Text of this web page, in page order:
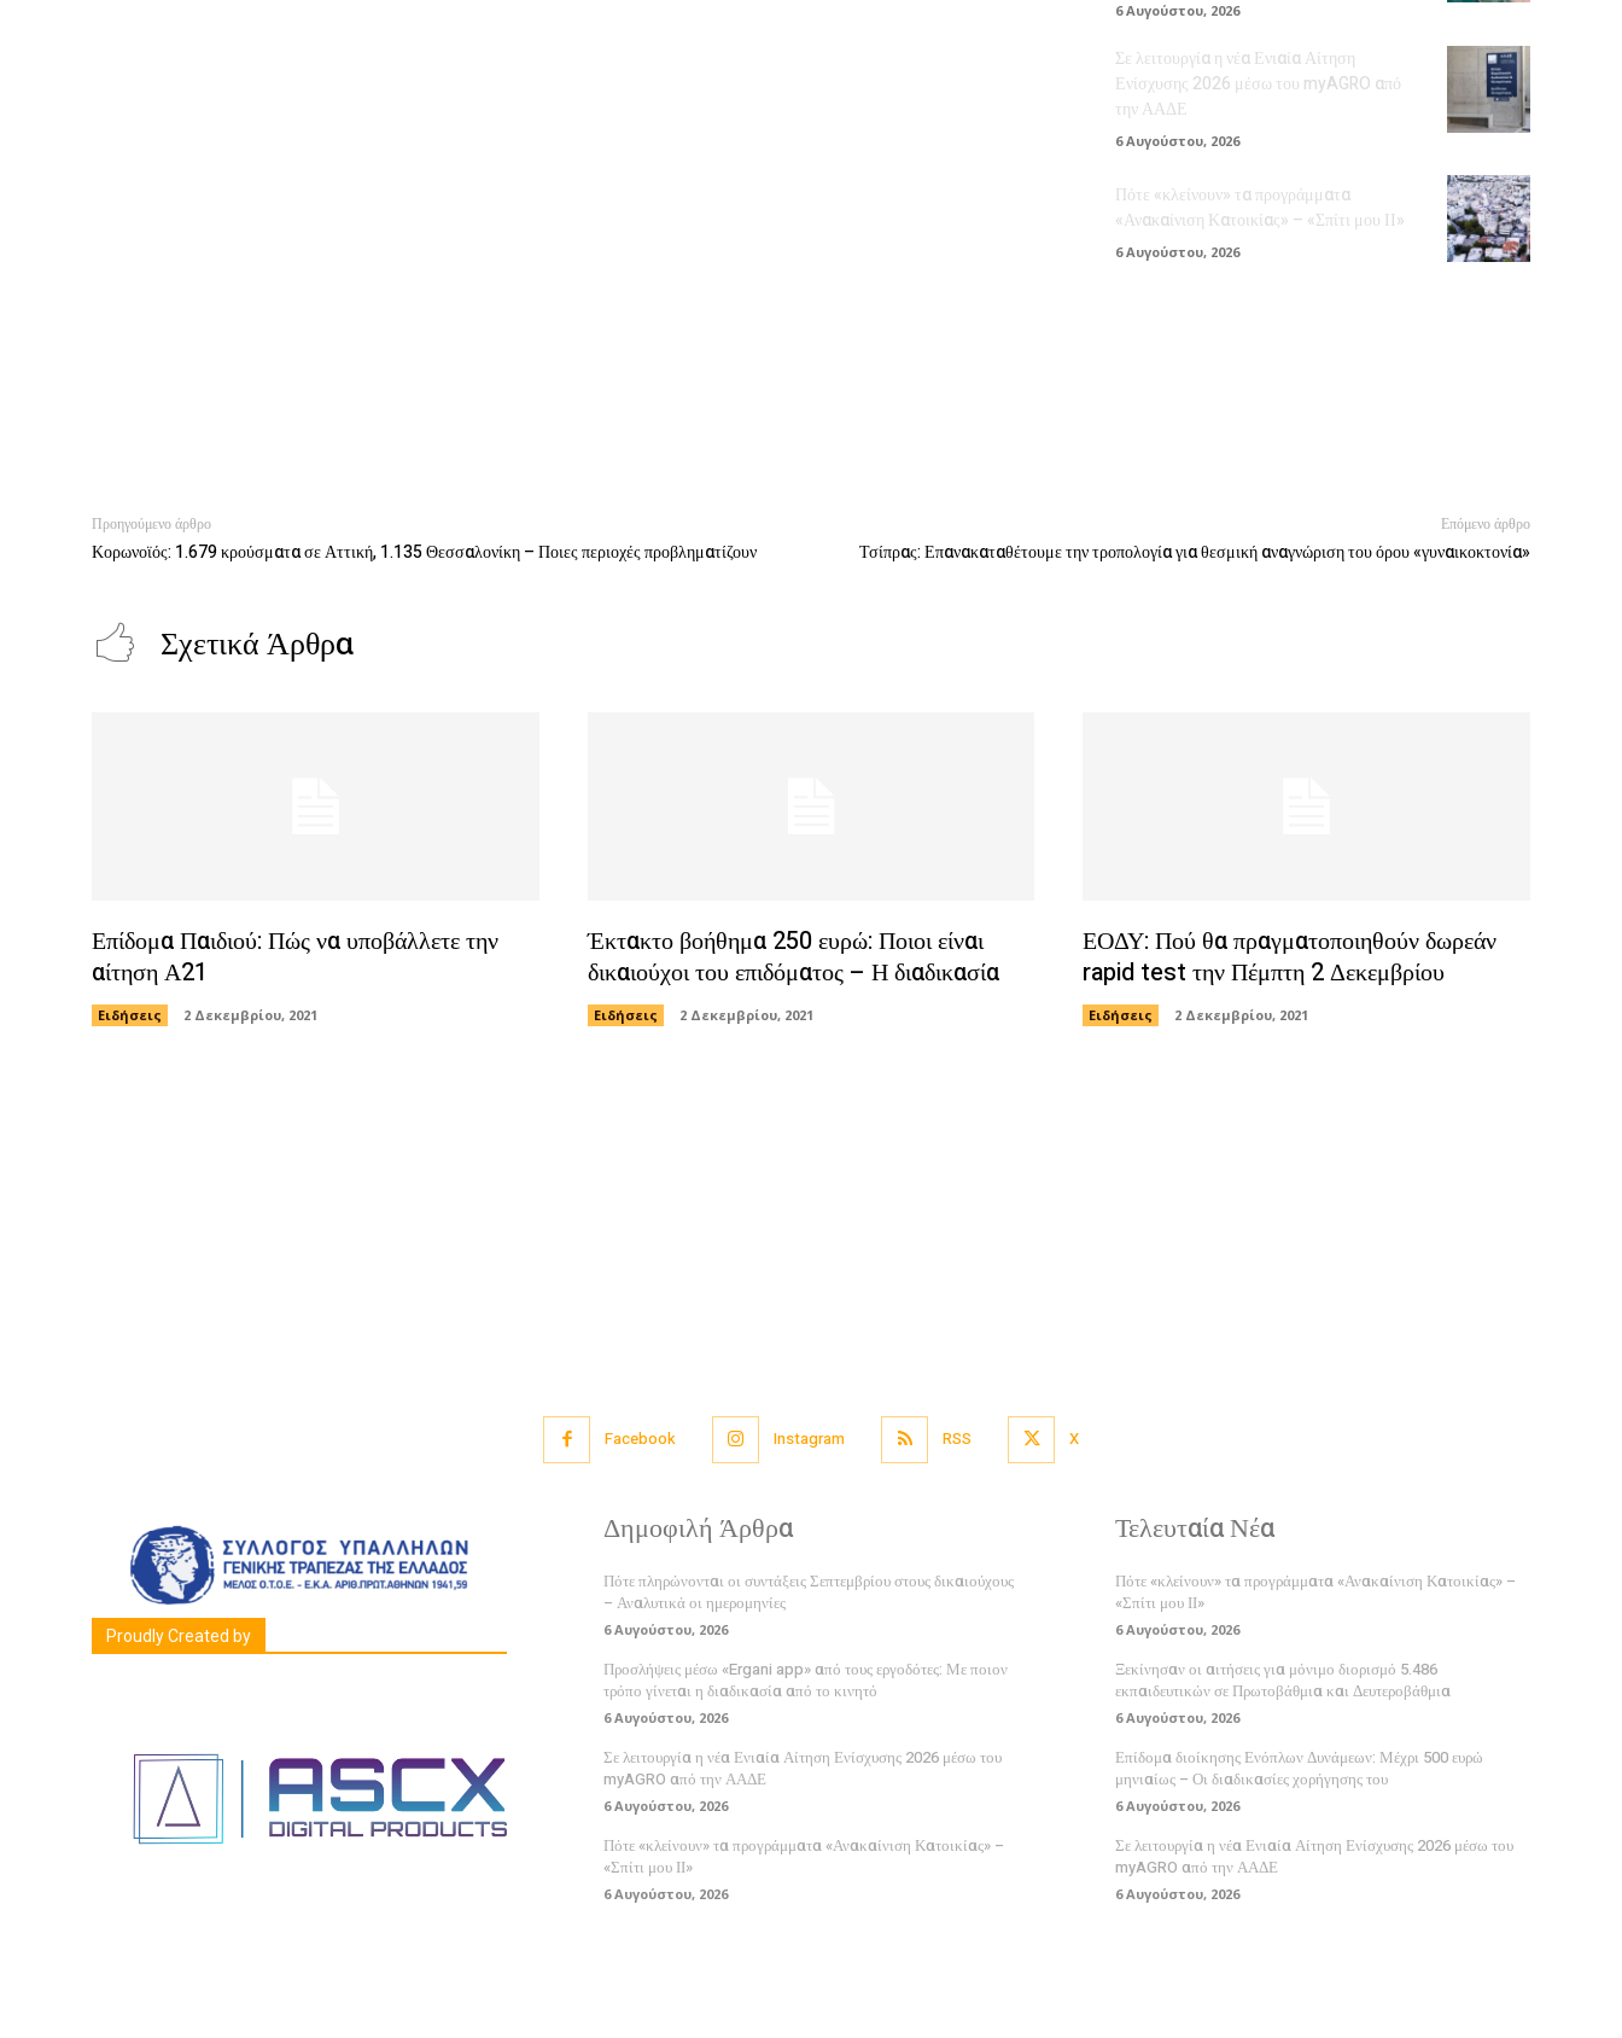
6 Αυγούστου, 2026
Σε λειτουργία η νέα Ενιαία Αίτηση
Ενίσχυσης 2026 μέσω του myAGRO από
την ΑΑΔΕ
6 Αυγούστου, 2026
Πότε «κλείνουν» τα προγράμματα
«Ανακαίνιση Κατοικίας» – «Σπίτι μου ΙΙ»
6 Αυγούστου, 2026
Προηγούμενο άρθρο
Κορωνοϊός: 1.679 κρούσματα σε Αττική, 1.135 Θεσσαλονίκη – Ποιες περιοχές προβληματίζουν
Επόμενο άρθρο
Τσίπρας: Επανακαταθέτουμε την τροπολογία για θεσμική αναγνώριση του όρου «γυναικοκτονία»
Σχετικά Άρθρα
Επίδομα Παιδιού: Πώς να υποβάλλετε την
αίτηση Α21
Ειδήσεις 2 Δεκεμβρίου, 2021
Έκτακτο βοήθημα 250 ευρώ: Ποιοι είναι
δικαιούχοι του επιδόματος – Η διαδικασία
Ειδήσεις 2 Δεκεμβρίου, 2021
ΕΟΔΥ: Πού θα πραγματοποιηθούν δωρεάν
rapid test την Πέμπτη 2 Δεκεμβρίου
Ειδήσεις 2 Δεκεμβρίου, 2021
Facebook Instagram RSS X
Proudly Created by
Δημοφιλή Άρθρα
Πότε πληρώνονται οι συντάξεις Σεπτεμβρίου στους δικαιούχους
– Αναλυτικά οι ημερομηνίες
6 Αυγούστου, 2026
Προσλήψεις μέσω «Ergani app» από τους εργοδότες: Με ποιον
τρόπο γίνεται η διαδικασία από το κινητό
6 Αυγούστου, 2026
Σε λειτουργία η νέα Ενιαία Αίτηση Ενίσχυσης 2026 μέσω του
myAGRO από την ΑΑΔΕ
6 Αυγούστου, 2026
Πότε «κλείνουν» τα προγράμματα «Ανακαίνιση Κατοικίας» –
«Σπίτι μου ΙΙ»
6 Αυγούστου, 2026
Τελευταία Νέα
Πότε «κλείνουν» τα προγράμματα «Ανακαίνιση Κατοικίας» –
«Σπίτι μου ΙΙ»
6 Αυγούστου, 2026
Ξεκίνησαν οι αιτήσεις για μόνιμο διορισμό 5.486
εκπαιδευτικών σε Πρωτοβάθμια και Δευτεροβάθμια
6 Αυγούστου, 2026
Επίδομα διοίκησης Ενόπλων Δυνάμεων: Μέχρι 500 ευρώ
μηνιαίως – Οι διαδικασίες χορήγησης του
6 Αυγούστου, 2026
Σε λειτουργία η νέα Ενιαία Αίτηση Ενίσχυσης 2026 μέσω του
myAGRO από την ΑΑΔΕ
6 Αυγούστου, 2026